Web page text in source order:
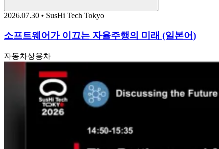
2026.07.30 • SusHi Tech Tokyo
소프트웨어가 이끄는 자율주행의 미래 (일본어)
자동차상용차